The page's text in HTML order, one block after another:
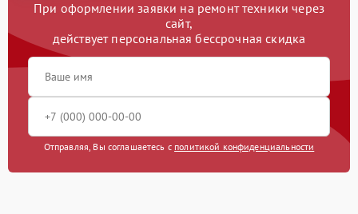
При оформлении заявки на ремонт техники через
сайт,
действует персональная бессрочная скидка
Отправляя, Вы соглашаетесь с политикой конфиденциальности